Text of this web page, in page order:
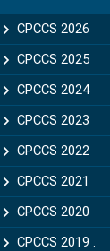
Sidebar
CPCCS 2026
CPCCS 2025
CPCCS 2024
CPCCS 2023
CPCCS 2022
CPCCS 2021
CPCCS 2020
CPCCS 2019 .